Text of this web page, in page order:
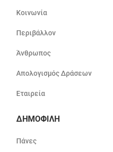
Κοινωνία
Περιβάλλον
Άνθρωπος
Απολογισμός Δράσεων
Εταιρεία
ΔΗΜΟΦΙΛΗ
Πάνες